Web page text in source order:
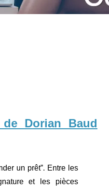
Dorian Baud
un prêt”. Entre les
et les pièces